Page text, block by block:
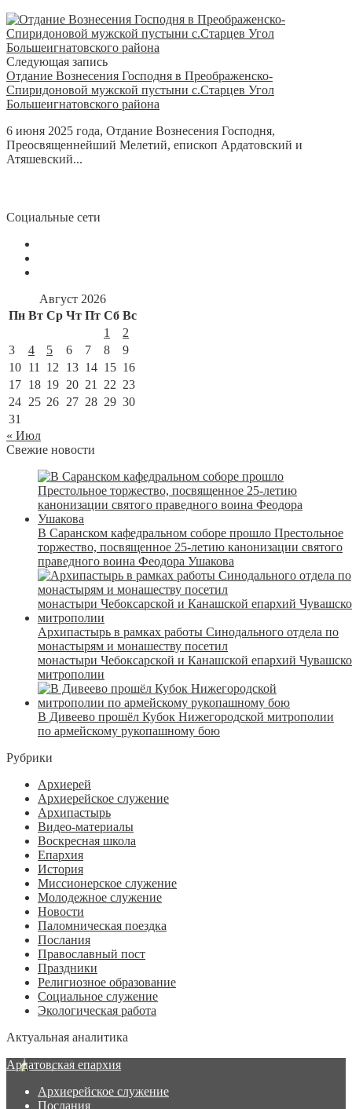
Следующая запись
Отдание Вознесения Господня в Преображенско-
Спиридоновой мужской пустыни с.Старцев Угол
Большеигнатовского района
6 июня 2025 года, Отдание Вознесения Господня,
Преосвященнейший Мелетий, епископ Ардатовский и
Атяшевский...
Социальные сети
Август 2026
Пн Вт Ср Чт Пт Сб Вс
1
2
3
4 5 6 7 8
9
10 11 12 13 14 15 16
17 18 19 20 21 22 23
24 25 26 27 28 29 30
31
« Июл
Свежие новости
В Саранском кафедральном соборе прошло Престольное
торжество, посвященное 25-летию канонизации святого
праведного воина Феодора Ушакова
Архипастырь в рамках работы Синодального отдела по
монастырям и монашеству посетил
монастыри Чебоксарской и Канашской епархий
митрополии
В Дивеево прошёл Кубок Нижегородской митрополии
по армейскому рукопашному бою
Рубрики
Архиерей
Архиерейское служение
Архипастырь
Видео-материалы
Воскресная школа
Епархия
История
Миссионерское служение
Молодежное служение
Новости
Паломническая поездка
Послания
Православный пост
Праздники
Религиозное образование
Социальное служение
Экологическая работа
Актуальная аналитика
Ардатовская епархия
Архиерейское служение
Послания